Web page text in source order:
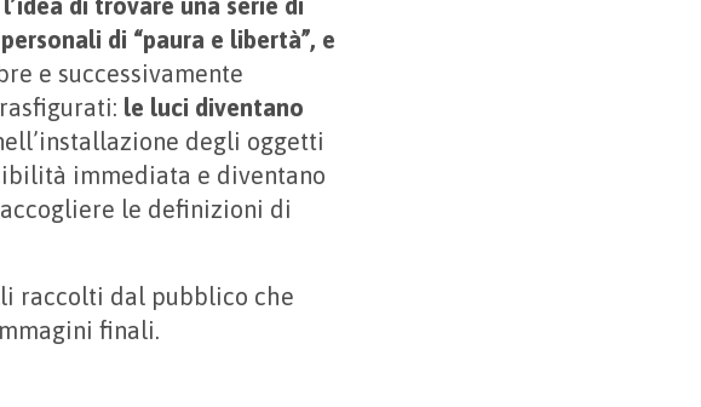
di “paura e libertà”, e
e successivamente
le luci diventano
degli oggetti
immediata e diventano
le definizioni di
raccolti dal pub­blico che
finali.